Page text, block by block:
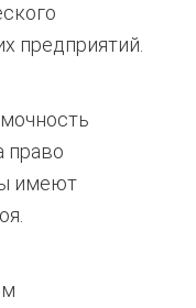
предприятий.
право
имеют